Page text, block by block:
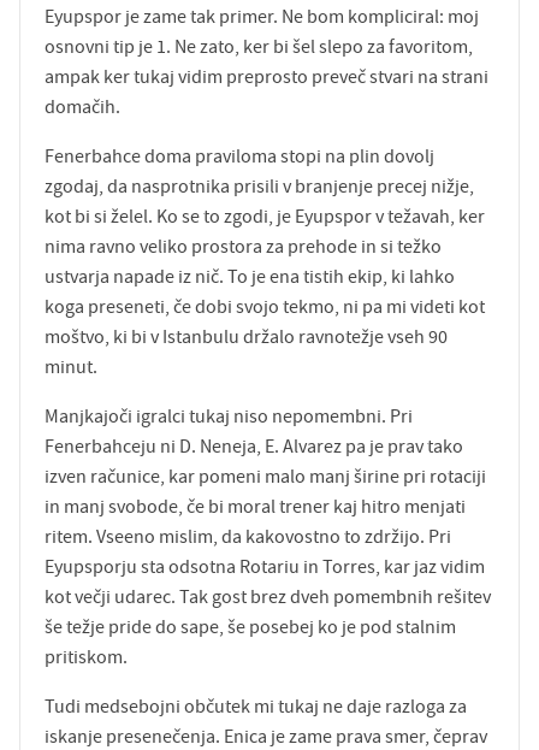
Eyupspor je zame tak primer. Ne bom kompliciral: moj
osnovni tip je 1. Ne zato, ker bi šel slepo za favoritom,
ampak ker tukaj vidim preprosto preveč stvari na strani
domačih.
Fenerbahce doma praviloma stopi na plin dovolj
zgodaj, da nasprotnika prisili v branjenje precej nižje,
kot bi si želel. Ko se to zgodi, je Eyupspor v težavah, ker
nima ravno veliko prostora za prehode in si težko
ustvarja napade iz nič. To je ena tistih ekip, ki lahko
koga preseneti, če dobi svojo tekmo, ni pa mi videti kot
moštvo, ki bi v Istanbulu držalo ravnotežje vseh 90
minut.
Manjkajoči igralci tukaj niso nepomembni. Pri
Fenerbahceju ni D. Neneja, E. Alvarez pa je prav tako
izven računice, kar pomeni malo manj širine pri rotaciji
in manj svobode, če bi moral trener kaj hitro menjati
ritem. Vseeno mislim, da kakovostno to zdržijo. Pri
Eyupsporju sta odsotna Rotariu in Torres, kar jaz vidim
kot večji udarec. Tak gost brez dveh pomembnih rešitev
še težje pride do sape, še posebej ko je pod stalnim
pritiskom.
Tudi medsebojni občutek mi tukaj ne daje razloga za
iskanje presenečenja. Enica je zame prava smer, čeprav